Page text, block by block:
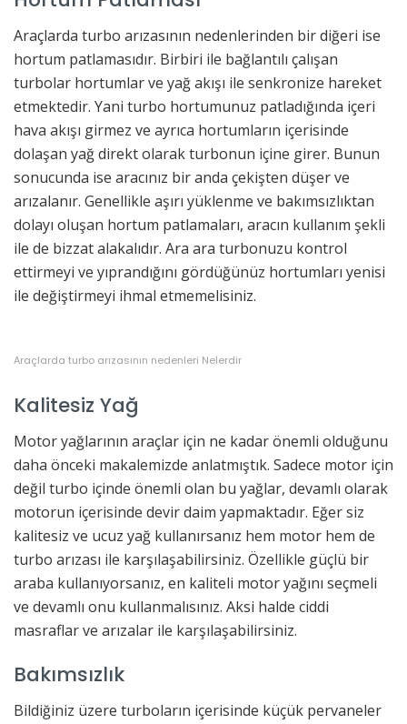
Araçlarda turbo arızasının nedenlerinden bir diğeri ise
hortum patlamasıdır. Birbiri ile bağlantılı çalışan
turbolar hortumlar ve yağ akışı ile senkronize hareket
etmektedir. Yani turbo hortumunuz patladığında içeri
hava akışı girmez ve ayrıca hortumların içerisinde
dolaşan yağ direkt olarak turbonun içine girer. Bunun
sonucunda ise aracınız bir anda çekişten düşer ve
arızalanır. Genellikle aşırı yüklenme ve bakımsızlıktan
dolayı oluşan hortum patlamaları, aracın kullanım şekli
ile de bizzat alakalıdır. Ara ara turbonuzu kontrol
ettirmeyi ve yıprandığını gördüğünüz hortumları yenisi
ile değiştirmeyi ihmal etmemelisiniz.
Araçlarda turbo arızasının nedenleri Nelerdir
Kalitesiz Yağ
Motor yağlarının araçlar için ne kadar önemli olduğunu
daha önceki makalemizde anlatmıştık. Sadece motor için
değil turbo içinde önemli olan bu yağlar, devamlı olarak
motorun içerisinde devir daim yapmaktadır. Eğer siz
kalitesiz ve ucuz yağ kullanırsanız hem motor hem de
turbo arızası ile karşılaşabilirsiniz. Özellikle güçlü bir
araba kullanıyorsanız, en kaliteli motor yağını seçmeli
ve devamlı onu kullanmalısınız. Aksi halde ciddi
masraflar ve arızalar ile karşılaşabilirsiniz.
Bakımsızlık
Bildiğiniz üzere turboların içerisinde küçük pervaneler